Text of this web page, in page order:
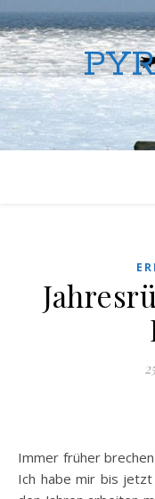
Immer früher brechen die Jahresrückblicke über uns herein.
Ich habe mir bis